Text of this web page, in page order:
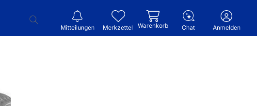
Mitteilungen Merkzettel Warenkorb Chat Anmelden